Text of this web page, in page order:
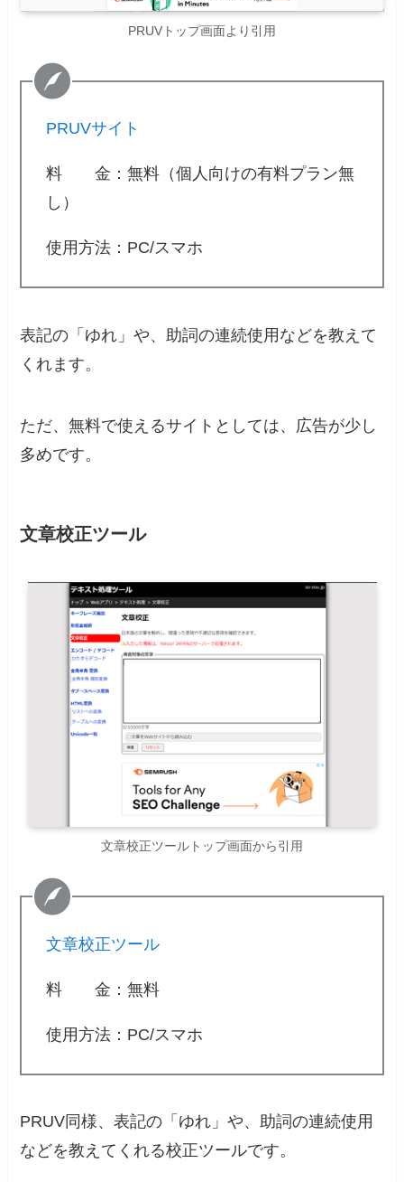
PRUVトップ画面より引用
PRUVサイト
料 金：無料（個人向けの有料プラン無
し）
使用方法：PC/スマホ
表記の「ゆれ」や、助詞の連続使用などを教えて
くれます。
ただ、無料で使えるサイトとしては、広告が少し
多めです。
文章校正ツール
文章校正ツールトップ画面から引用
文章校正ツール
料 金：無料
使用方法：PC/スマホ
PRUV同様、表記の「ゆれ」や、助詞の連続使用
などを教えてくれる校正ツールです。